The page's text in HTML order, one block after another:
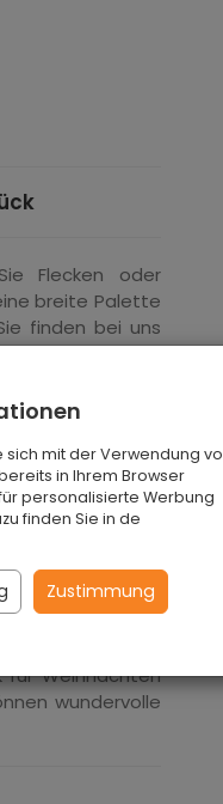
Flecken oder
breite Palette
finden bei uns
Tabletts aus
finden sie nicht
Die Untersetzer
gewachst.
Zeit damit
für Weihnachten
wundervolle
sich mit der Verwendung vo
in Ihrem Browser
personalisierte Werbung
finden Sie in de
Zustimmung